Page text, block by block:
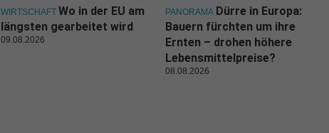
WIRTSCHAFT Wo in der EU am
längsten gearbeitet wird
09.08.2026
PANORAMA Dürre in Europa:
Bauern fürchten um ihre
Ernten – drohen höhere
Lebensmittelpreise?
08.08.2026